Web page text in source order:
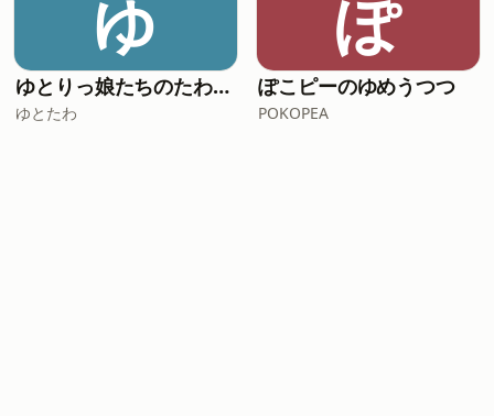
ゆ
ゆとりっ娘たちのたわごと
ゆとたわ
ぽ
ぽこピーのゆめうつつ
POKOPEA